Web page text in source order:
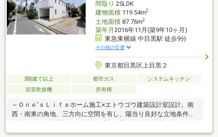
ださい。
間取り 2SLDK
建物面積119.54m2
土地面積87.76m2
築年月 2016年11月(築9年10ヶ月)
東急東横線 中目黒駅 徒歩9分
その他の交通
東京都目黒区上目黒２
3階建て以上 都市ガス
システムキッチン
浴室乾燥機
所有権
～Ｏｎｅ’ｓＬｉｆｅホーム施工×エトウゴウ建築設計室設計。南
西・南東の角地、三方向に空間を有し、陽当り良好な立地条件の
Ｋは約１８．８帖の開放的な勾配天井を有する空間・アイランド